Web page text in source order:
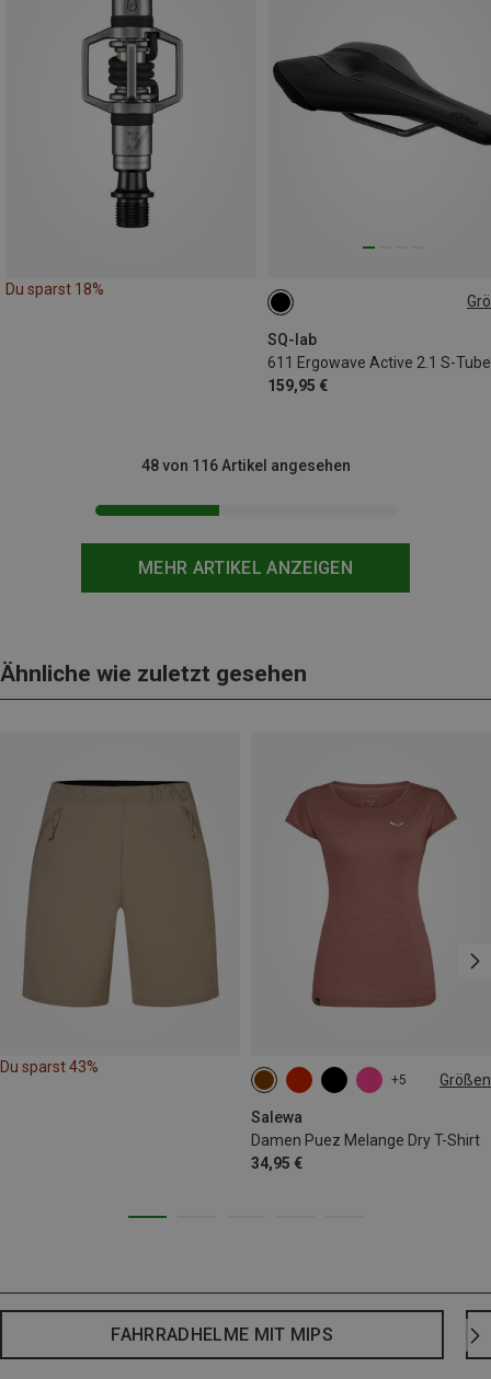
Du sparst 18%
SQ-lab
159,95 €
13CM
15CM
MEHR ARTIKEL ANZEIGEN
48 von 116 Artikel angesehen
Ähnliche wie zuletzt gesehen
Du sparst 43%
+5 Größen
Salewa
Damen Puez Melange Dry T-Shirt
34,95 €
FAHRRADHELME MIT MIPS